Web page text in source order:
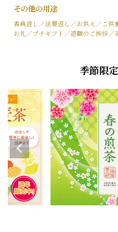
その他の用途
香典返し／法要返し／お供え／ご供
お礼／プチギフト／退職のご挨拶／
季節限